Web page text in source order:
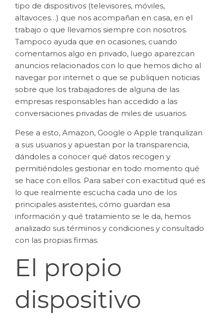
tipo de dispositivos (televisores, móviles,
altavoces…) que nos acompañan en casa, en el
trabajo o que llevamos siempre con nosotros.
Tampoco ayuda que en ocasiones, cuando
comentamos algo en privado, luego aparezcan
anuncios relacionados con lo que hemos dicho al
navegar por internet o que se publiquen noticias
sobre que los trabajadores de alguna de las
empresas responsables han accedido a las
conversaciones privadas de miles de usuarios.
Pese a esto, Amazon, Google o Apple tranquilizan
a sus usuarios y apuestan por la transparencia,
dándoles a conocer qué datos recogen y
permitiéndoles gestionar en todo momento qué
se hace con ellos. Para saber con exactitud qué es
lo que realmente escucha cada uno de los
principales asistentes, cómo guardan esa
información y qué tratamiento se le da, hemos
analizado sus términos y condiciones y consultado
con las propias firmas.
El propio
dispositivo